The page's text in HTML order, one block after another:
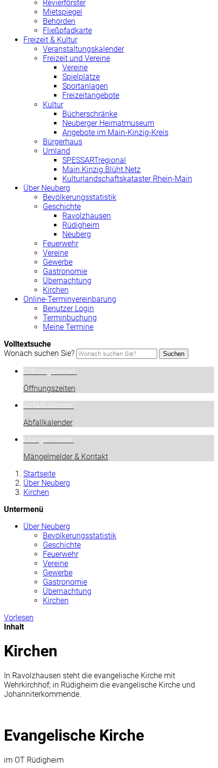
Revierförster
Mietspiegel
Behörden
Fließpfadkarte
Freizeit & Kultur
Veranstaltungskalender
Freizeit und Vereine
Vereine
Spielplätze
Sportanlagen
Freizeitangebote
Kultur
Bücherschränke
Neuberger Heimatmuseum
Angebote im Main-Kinzig-Kreis
Bürgerhaus
Umland
SPESSARTregional
Main.Kinzig.Blüht.Netz
Kulturlandschaftskataster Rhein-Main
Über Neuberg
Bevölkerungsstatistik
Geschichte
Ravolzhausen
Rüdigheim
Neuberg
Feuerwehr
Vereine
Gewerbe
Gastronomie
Übernachtung
Kirchen
Online-Terminvereinbarung
Benutzer Login
Terminbuchung
Meine Termine
Volltextsuche
Wonach suchen Sie?
Suchen
Öffnungszeiten:
Öffnungszeiten
Abfallkalender:
Abfallkalender
Mängelmelder:
Mängelmelder & Kontakt
Startseite
Über Neuberg
Kirchen
Untermenü
Über Neuberg
Bevölkerungsstatistik
Geschichte
Feuerwehr
Vereine
Gewerbe
Gastronomie
Übernachtung
Kirchen
Vorlesen
Inhalt
Kirchen
In Ravolzhausen steht die evangelische Kirche mit
Wehrkirchhof; in Rüdigheim die evangelische Kirche und
Johanniterkommende.
Evangelische Kirche
im OT Rüdigheim